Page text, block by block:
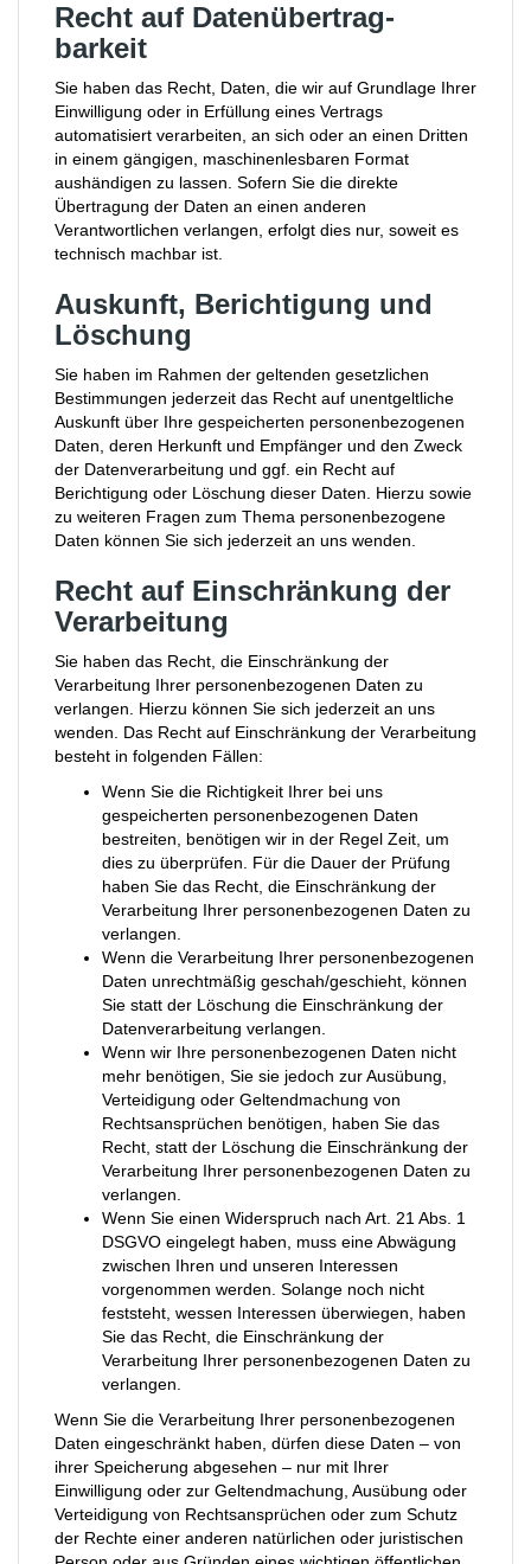
Recht auf Daten­übertrag­
barkeit
Sie haben das Recht, Daten, die wir auf Grundlage Ihrer
Einwilligung oder in Erfüllung eines Vertrags
automatisiert verarbeiten, an sich oder an einen Dritten
in einem gängigen, maschinenlesbaren Format
aushändigen zu lassen. Sofern Sie die direkte
Übertragung der Daten an einen anderen
Verantwortlichen verlangen, erfolgt dies nur, soweit es
technisch machbar ist.
Auskunft, Berichtigung und
Löschung
Sie haben im Rahmen der geltenden gesetzlichen
Bestimmungen jederzeit das Recht auf unentgeltliche
Auskunft über Ihre gespeicherten personenbezogenen
Daten, deren Herkunft und Empfänger und den Zweck
der Datenverarbeitung und ggf. ein Recht auf
Berichtigung oder Löschung dieser Daten. Hierzu sowie
zu weiteren Fragen zum Thema personenbezogene
Daten können Sie sich jederzeit an uns wenden.
Recht auf Einschränkung der
Verarbeitung
Sie haben das Recht, die Einschränkung der
Verarbeitung Ihrer personenbezogenen Daten zu
verlangen. Hierzu können Sie sich jederzeit an uns
wenden. Das Recht auf Einschränkung der Verarbeitung
besteht in folgenden Fällen:
Wenn Sie die Richtigkeit Ihrer bei uns
gespeicherten personenbezogenen Daten
bestreiten, benötigen wir in der Regel Zeit, um
dies zu überprüfen. Für die Dauer der Prüfung
haben Sie das Recht, die Einschränkung der
Verarbeitung Ihrer personenbezogenen Daten zu
verlangen.
Wenn die Verarbeitung Ihrer personenbezogenen
Daten unrechtmäßig geschah/geschieht, können
Sie statt der Löschung die Einschränkung der
Datenverarbeitung verlangen.
Wenn wir Ihre personenbezogenen Daten nicht
mehr benötigen, Sie sie jedoch zur Ausübung,
Verteidigung oder Geltendmachung von
Rechtsansprüchen benötigen, haben Sie das
Recht, statt der Löschung die Einschränkung der
Verarbeitung Ihrer personenbezogenen Daten zu
verlangen.
Wenn Sie einen Widerspruch nach Art. 21 Abs. 1
DSGVO eingelegt haben, muss eine Abwägung
zwischen Ihren und unseren Interessen
vorgenommen werden. Solange noch nicht
feststeht, wessen Interessen überwiegen, haben
Sie das Recht, die Einschränkung der
Verarbeitung Ihrer personenbezogenen Daten zu
verlangen.
Wenn Sie die Verarbeitung Ihrer personenbezogenen
Daten eingeschränkt haben, dürfen diese Daten – von
ihrer Speicherung abgesehen – nur mit Ihrer
Einwilligung oder zur Geltendmachung, Ausübung oder
Verteidigung von Rechtsansprüchen oder zum Schutz
der Rechte einer anderen natürlichen oder juristischen